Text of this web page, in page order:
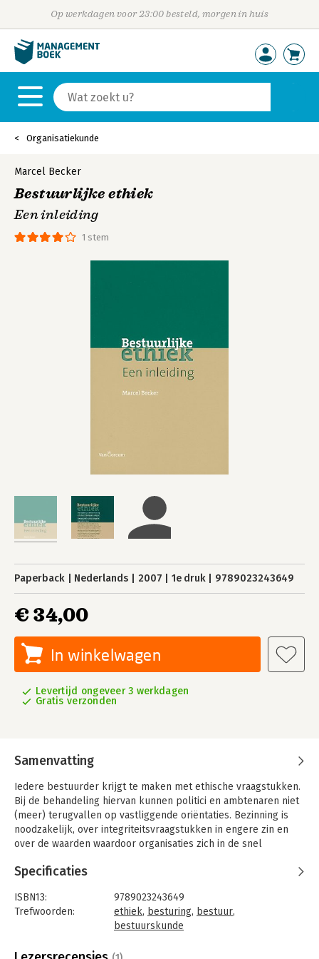
Op werkdagen voor 23:00 besteld, morgen in huis
Organisatiekunde
1 stem
Marcel Becker
Bestuurlijke ethiek
Een inleiding
Paperback Nederlands 2007 1e druk 9789023243649
€ 34,00
In winkelwagen
Levertijd ongeveer 3 werkdagen
Gratis verzonden
Samenvatting
Iedere bestuurder krijgt te maken met ethische vraagstukken.
Bij de behandeling hiervan kunnen politici en ambtenaren niet
(meer) terugvallen op vastliggende oriëntaties. Bezinning is
noodzakelijk, over integriteitsvraagstukken in engere zin en
over de waarden waardoor organisaties zich in de snel
Dit boek biedt een inleidende behandeling van de ethische
thema's binnen het openbaar bestuur. Het bespreekt
allereerst de eigen aard van de ethische motivatie en haar
spanningsvolle verhouding met bestuurlijke activiteit. Als
klassieke theorieën besproken en direct toegepast op
Specificaties
ISBN13:
9789023243649
Trefwoorden:
ethiek, besturing, bestuur,
bestuurskunde
Bindwijze:
paperback